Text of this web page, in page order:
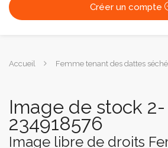
Créer un compte
Vous
Accueil Femme tenant des dattes
Image de stock 2-
234918576
Image libre de droits